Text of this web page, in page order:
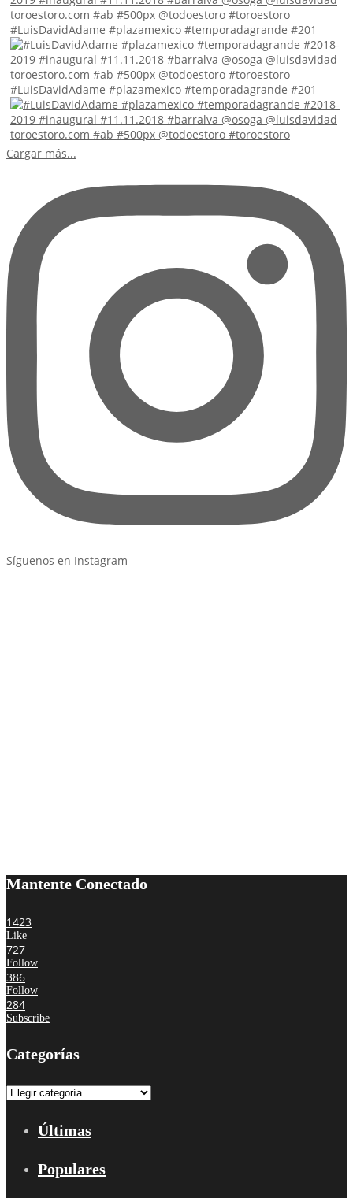
#LuisDavidAdame #plazamexico #temporadagrande #201
#LuisDavidAdame #plazamexico #temporadagrande #201
Cargar más...
Síguenos en Instagram
Mantente Conectado
1423
Like
727
Follow
386
Follow
284
Subscribe
Categorías
Categorías
Últimas
Populares